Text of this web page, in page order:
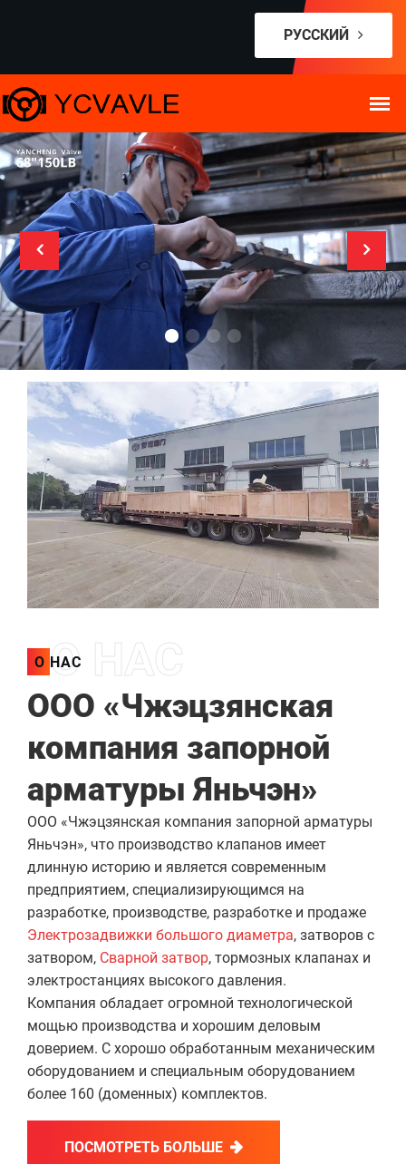
РУССКИЙ
О НАС
ООО «Чжэцзянская
компания запорной
арматуры Яньчэн»
О НАС
ООО «Чжэцзянская компания запорной арматуры
Яньчэн», что производство клапанов имеет
длинную историю и является современным
предприятием, специализирующимся на
разработке, производстве, разработке и продаже
Электрозадвижки большого диаметра, затворов с
затвором, Сварной затвор, тормозных клапанах и
электростанциях высокого давления.
Компания обладает огромной технологической
мощью производства и хорошим деловым
доверием. С хорошо обработанным механическим
оборудованием и специальным оборудованием
более 160 (доменных) комплектов.
ПОСМОТРЕТЬ БОЛЬШЕ